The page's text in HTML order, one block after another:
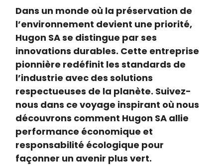
Dans un monde où la préservation de
l’environnement devient une priorité,
Hugon SA se distingue par ses
innovations durables. Cette entreprise
pionnière redéfinit les standards de
l’industrie avec des solutions
respectueuses de la planète. Suivez-
nous dans ce voyage inspirant où nous
découvrons comment Hugon SA allie
performance économique et
responsabilité écologique pour
façonner un avenir plus vert.